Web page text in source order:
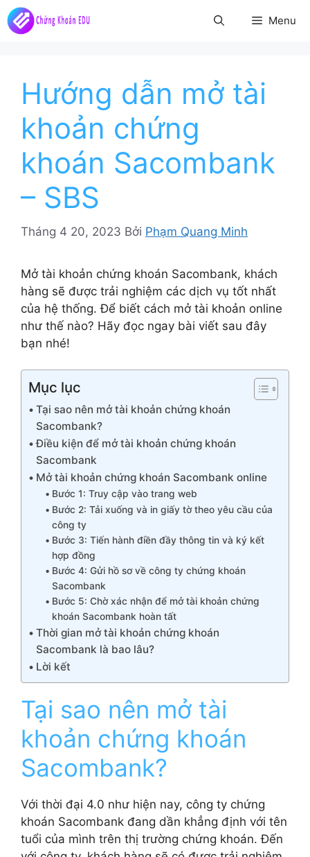
Chuyển
đến
Menu
Hướng dẫn mở tài
khoản chứng
khoán Sacombank
– SBS
Tháng 4 20, 2023 Bởi Phạm Quang Minh
Mở tài khoản chứng khoán Sacombank, khách
hàng sẽ được trải nghiệm các dịch vụ tốt nhất
của hệ thống. Để biết cách mở tài khoản online
như thế nào? Hãy đọc ngay bài viết sau đây
bạn nhé!
Mục lục
Tại sao nên mở tài khoản chứng khoán
Sacombank?
Điều kiện để mở tài khoản chứng khoán
Sacombank
Mở tài khoản chứng khoán Sacombank online
Bước 1: Truy cập vào trang web
Bước 2: Tải xuống và in giấy tờ theo yêu cầu của
công ty
Bước 3: Tiến hành điền đầy thông tin và ký kết
hợp đồng
Bước 4: Gửi hồ sơ về công ty chứng khoán
Sacombank
Bước 5: Chờ xác nhận để mở tài khoản chứng
khoán Sacombank hoàn tất
Thời gian mở tài khoản chứng khoán
Sacombank là bao lâu?
Lời kết
Tại sao nên mở tài
khoản chứng khoán
Sacombank?
Với thời đại 4.0 như hiện nay, công ty chứng
khoán Sacombank đang dần khẳng định với tên
tuổi của mình trên thị trường chứng khoán. Đến